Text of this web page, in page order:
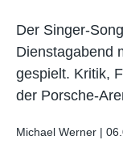
Der Singer-
Dienstagabend
gespielt. Kritik,
der Porsche-
Michael Werner |